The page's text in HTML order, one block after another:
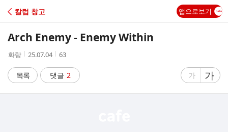
C
칼럼 창고 앱으로보기
Arch Enemy - Enemy Within
작
자
화랑
작
시
간
25.07.04
조
수
63
목록 댓글 2
글
가
글
자
가